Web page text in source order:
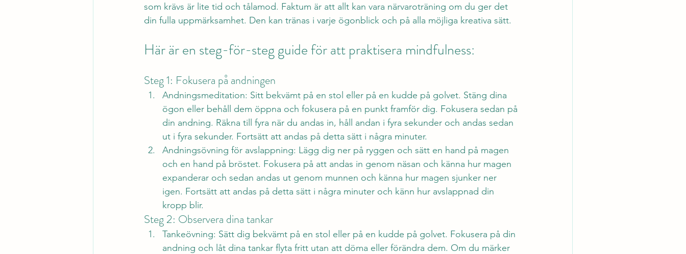
som krävs är lite tid och tålamod. Faktum är att allt kan vara närvaroträning om du ger det
din fulla uppmärksamhet. Den kan tränas i varje ögonblick och på alla möjliga kreativa sätt.
Här är en steg-för-steg guide för att praktisera mindfulness:
Steg 1: Fokusera på andningen
Andningsmeditation: Sitt bekvämt på en stol eller på en kudde på golvet. Stäng dina
ögon eller behåll dem öppna och fokusera på en punkt framför dig. Fokusera sedan på
din andning. Räkna till fyra när du andas in, håll andan i fyra sekunder och andas sedan
ut i fyra sekunder. Fortsätt att andas på detta sätt i några minuter.
Andningsövning för avslappning: Lägg dig ner på ryggen och sätt en hand på magen
och en hand på bröstet. Fokusera på att andas in genom näsan och känna hur magen
expanderar och sedan andas ut genom munnen och känna hur magen sjunker ner
igen. Fortsätt att andas på detta sätt i några minuter och känn hur avslappnad din
kropp blir.
Steg 2: Observera dina tankar
Tankeövning: Sätt dig bekvämt på en stol eller på en kudde på golvet. Fokusera på din
andning och låt dina tankar flyta fritt utan att döma eller förändra dem. Om du märker